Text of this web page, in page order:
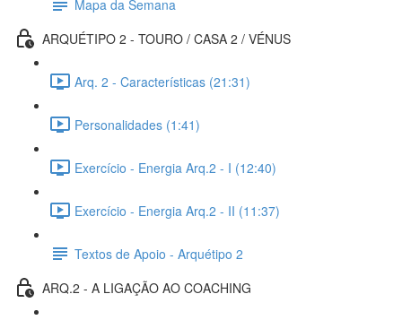
Mapa da Semana
ARQUÉTIPO 2 - TOURO / CASA 2 / VÉNUS
Arq. 2 - Características (21:31)
Personalidades (1:41)
Exercício - Energia Arq.2 - I (12:40)
Exercício - Energia Arq.2 - II (11:37)
Textos de Apoio - Arquétipo 2
ARQ.2 - A LIGAÇÃO AO COACHING